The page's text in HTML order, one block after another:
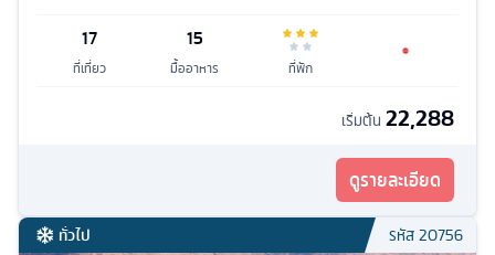
17
ที่เที่ยว
15
มื้ออาหาร ที่พัก
เริ่มต้น 22,288
ดูรายละเอียด
ทั่วไป รหัส20756